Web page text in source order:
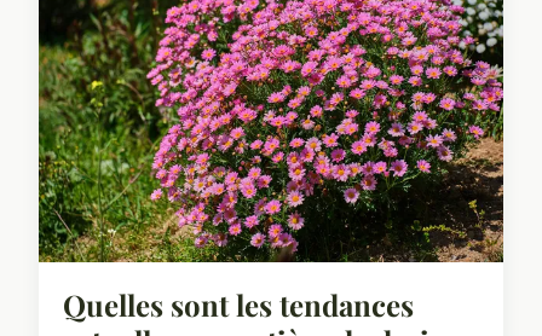
Quelles sont les tendances